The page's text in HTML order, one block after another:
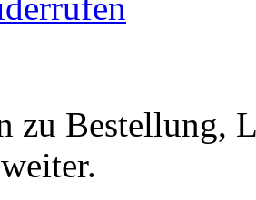
zu Bestellung,